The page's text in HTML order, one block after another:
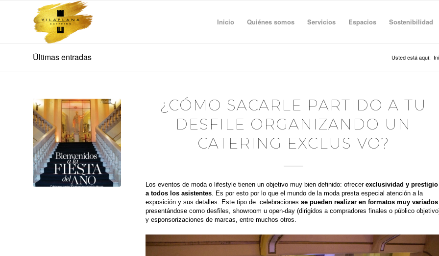
Inicio Quiénes somos Servicios Espacios Sostenibilidad
Últimas entradas Usted está aquí:
¿CÓMO SACARLE PARTIDO A TU
DESFILE ORGANIZANDO UN
CATERING EXCLUSIVO?
Los eventos de moda o lifestyle tienen un objetivo muy bien definido: ofrecer exclusividad y prestigio
a todos los asistentes. Es por esto por lo que el mundo de la moda presta especial atención a la
exposición y sus detalles. Este tipo de celebraciones se pueden realizar en formatos muy variados
presentándose como desfiles, showroom u open-day (dirigidos a compradores finales o público
y esponsorizaciones de marcas, entre muchos otros.